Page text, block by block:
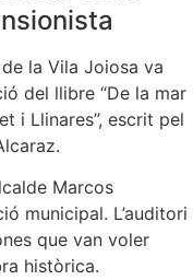
la Vila Joiosa va
del llibre “De la mar
i Llinares”, escrit pel
Marcos
municipal. L’auditori
que van voler
històrica.